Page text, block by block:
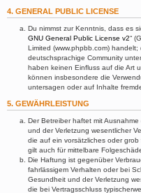
4. GENERAL PUBLIC LICENSE
Du nimmst zur Kenntnis, dass es
GNU General Public License v2“
Limited (www.phpbb.com)
deutschsprachige Community
haben keinen Einfluss auf die Art
können insbesondere die
untersagen oder auf Inhalte
5. GEWÄHRLEISTUNG
Der Betreiber haftet mit
und der Verletzung wesentlicher
die auf ein vorsätzliches oder
gilt auch für mittelbare
Die Haftung ist gegenüber
fahrlässigem Verhalten oder bei
Gesundheit und der Verletzung
die bei Vertragsschluss